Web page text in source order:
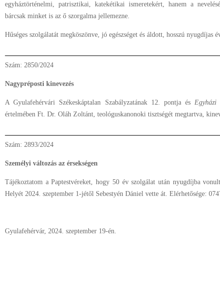
egyháztörténelmi, patrisztikai, katekétikai ismeretekért, hanem a
bárcsak minket is az ő szorgalma jellemezne.
Hűséges szolgálatát megköszönve, jó egészséget és áldott, hosszú nyugdíjas
Szám: 2850/2024
Nagypréposti kinevezés
A Gyulafehérvári Székeskáptalan Szabályzatának 12. pontja ésEgyházi
értelmében Ft. Dr. Oláh Zoltánt, teológuskanonoki tisztségét megtartva,
Szám: 2893/2024
Személyi változás az érsekségen
Tájékoztatom a Paptestvéreket, hogy 50 év szolgálat után nyugdíjba
Helyét 2024. szeptember 1-jétől Sebestyén Dániel vette át. Elérhetősége:
Gyulafehérvár, 2024. szeptember 19-én.